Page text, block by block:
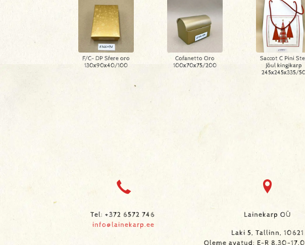
F/C- DP Sfere oro
130x90x40/100
Cofanetto Oro
100x70x75/200
Saccot C Pini
Jõul kingikarp
245x245x335/
Tel: +372 6572 746
info@lainekarp.ee
Lainekarp OÜ
Laki 5, Tallinn, 10621
Oleme avatud: E-R 8.30-